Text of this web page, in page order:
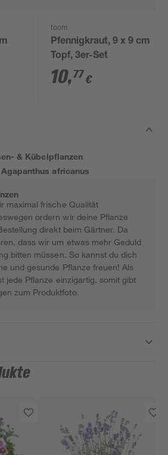
toom
Pfennigkraut, 9 x 9 cm
Topf, 3er-Set
10,77€
& Kübelpflanzen
africanus
maximal frische Qualität
ordern wir deine Pflanze
direkt beim Gärtner. Da
dass wir um etwas mehr Geduld
bitten müssen. So kannst du dich
und gesunde Pflanze freuen! Als
jede Pflanze einzigartig, somit gibt
zum Produktfoto.